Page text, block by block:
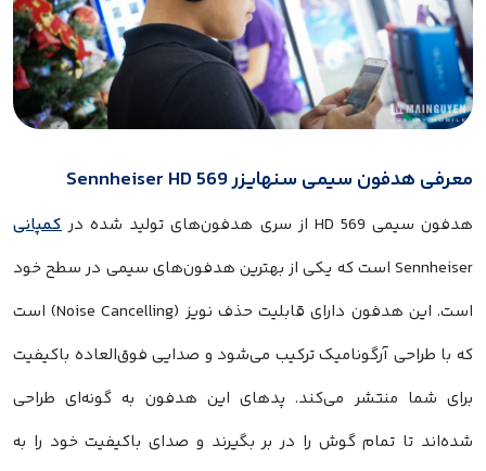
معرفی هدفون سیمی سنهایزرSennheiser HD 569
هدفون سیمی HD 569 از سری هدفون‌های تولید شده در کمپانی
Sennheiser است که یکی از بهترین هدفون‌های سیمی در سطح خود
است. این هدفون دارای قابلیت حذف نویز (Noise Cancelling) است
که با طراحی آرگونامیک ترکیب می‌شود و صدایی فوق‌العاده باکیفیت
برای شما منتشر می‌کند. پدهای این هدفون به گونه‌ای طراحی
شده‌اند تا تمام گوش را در بر بگیرند و صدای باکیفیت خود را به